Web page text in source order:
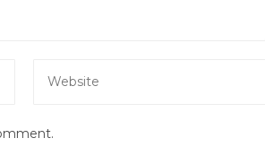
your
URL